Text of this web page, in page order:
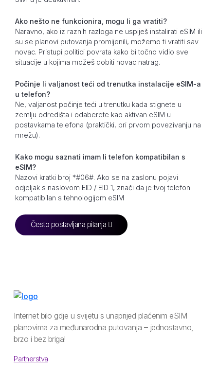
Ako nešto ne funkcionira, mogu li ga vratiti?
Naravno, ako iz raznih razloga ne uspiješ instalirati eSIM ili
su se planovi putovanja promijenili, možemo ti vratiti sav
novac. Pristupi politici povrata kako bi točno vidio sve
situacije u kojima možeš dobiti novac natrag.
Počinje li valjanost teći od trenutka instalacije eSIM-a
u telefon?
Ne, valjanost počinje teći u trenutku kada stignete u
zemlju odredišta i odaberete kao aktivan eSIM u
postavkama telefona (praktički, pri prvom povezivanju na
mrežu).
Kako mogu saznati imam li telefon kompatibilan s
eSIM?
Nazovi kratki broj *#06#. Ako se na zaslonu pojavi
odjeljak s naslovom EID / EID 1, znači da je tvoj telefon
kompatibilan s tehnologijom eSIM
Često postavljana pitanja
Internet bilo gdje u svijetu s unaprijed plaćenim eSIM
planovima za međunarodna putovanja – jednostavno,
brzo i bez briga!
Partnerstva